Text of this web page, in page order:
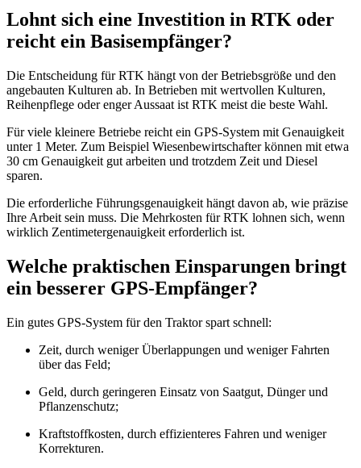
Lohnt sich eine Investition in RTK oder
reicht ein Basisempfänger?
Die Entscheidung für RTK hängt von der Betriebsgröße und den
angebauten Kulturen ab. In Betrieben mit wertvollen Kulturen,
Reihenpflege oder enger Aussaat ist RTK meist die beste Wahl.
Für viele kleinere Betriebe reicht ein GPS-System mit Genauigkeit
unter 1 Meter. Zum Beispiel Wiesenbewirtschafter können mit etwa
30 cm Genauigkeit gut arbeiten und trotzdem Zeit und Diesel
sparen.
Die erforderliche Führungsgenauigkeit hängt davon ab, wie präzise
Ihre Arbeit sein muss. Die Mehrkosten für RTK lohnen sich, wenn
wirklich Zentimetergenauigkeit erforderlich ist.
Welche praktischen Einsparungen bringt
ein besserer GPS-Empfänger?
Ein gutes GPS-System für den Traktor spart schnell:
Zeit, durch weniger Überlappungen und weniger Fahrten
über das Feld;
Geld, durch geringeren Einsatz von Saatgut, Dünger und
Pflanzenschutz;
Kraftstoffkosten, durch effizienteres Fahren und weniger
Korrekturen.